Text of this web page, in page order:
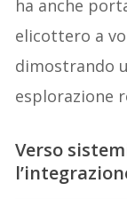
ha anche
elicottero a
dimostrando
esplorazione
Verso